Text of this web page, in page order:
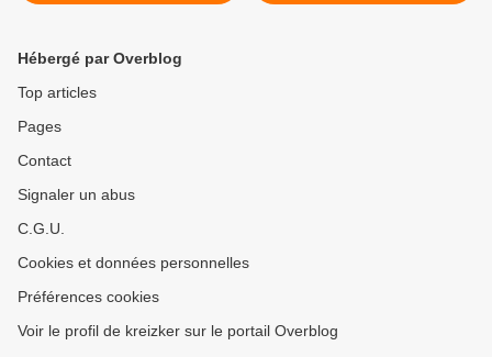
Hébergé par Overblog
Top articles
Pages
Contact
Signaler un abus
C.G.U.
Cookies et données personnelles
Préférences cookies
Voir le profil de kreizker sur le portail Overblog